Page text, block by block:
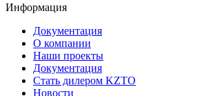
Информация
Документация
О компании
Наши проекты
Документация
Стать дилером KZTO
Новости